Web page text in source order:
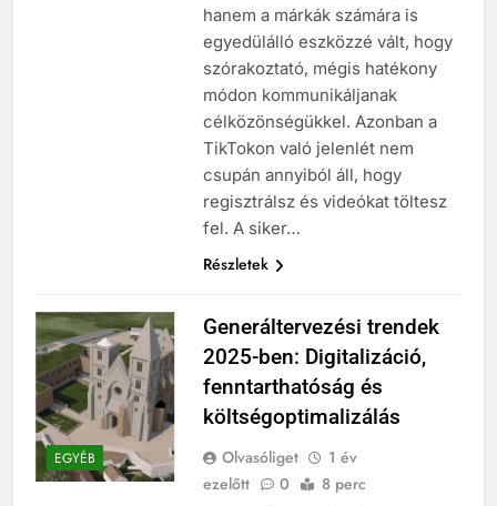
hanem a márkák számára is
egyedülálló eszközzé vált, hogy
szórakoztató, mégis hatékony
módon kommunikáljanak
célközönségükkel. Azonban a
TikTokon való jelenlét nem
csupán annyiból áll, hogy
regisztrálsz és videókat töltesz
fel. A siker…
Részletek
EGYÉB
Generáltervezési trendek
2025-ben: Digitalizáció,
fenntarthatóság és
költségoptimalizálás
Olvasóliget
1 év
ezelőtt
0 8 perc